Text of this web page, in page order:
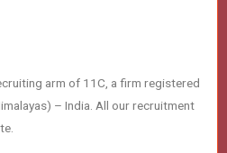
arm of 11C, a firm registered
– India. All our recruitment